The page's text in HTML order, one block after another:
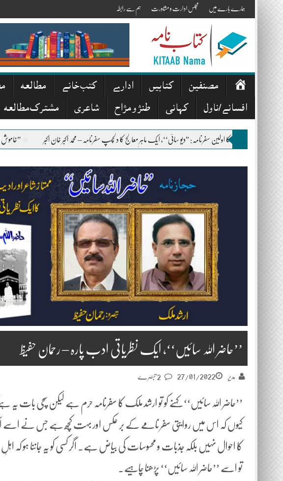
to
content
ہمارے بارے میں مجلس ادارت و مشاورت ہم سے رابطہ
صفحہ
اوّل
مصنفین کتابیں ادارے کتب خانے مطالعہ
افسانے/ناول
کہانی طنز و مزاح شاعری مشترک مطالعہ
کا اولین سفرنامہ: ”دیو سائی‘‘، ایک ماہرِ معالج کا دلچسپ سفرنامہ – محمد اکبر خان اکبر ”خاموش فضا‘‘ محمدراشد
’’حاضر اللہ سائیں‘‘، ایک نظریاتی ادب پارہ – رحمان حفیظ
مدیر 27/01/2022
’’حاضر اللہ سائیں‘‘ کہنے کو تو ارشد ملک کا سفرنامہ حرم ہے لیکن سچی بات یہ
کیوں کہ اس میں روایتی سفر نامے کے بر عکس اور بہت کچھ ہے جس نے اسے ایک
کا احوال نہیں بلکہ جذبات و محسوسات کی بیاض ہے۔ اگر کسی کو یہ جاننا ہو کہ
تو اسے ’’حاضر اللہ سائیں‘‘ پڑھنا چاہیے.